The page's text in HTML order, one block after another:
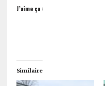
J’aime ça :
Similaire